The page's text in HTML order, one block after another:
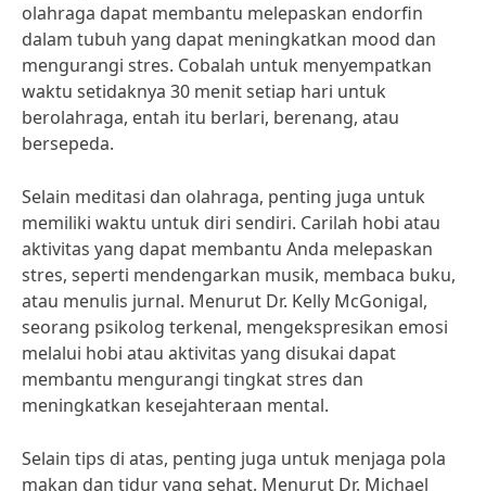
olahraga dapat membantu melepaskan endorfin
dalam tubuh yang dapat meningkatkan mood dan
mengurangi stres. Cobalah untuk menyempatkan
waktu setidaknya 30 menit setiap hari untuk
berolahraga, entah itu berlari, berenang, atau
bersepeda.
Selain meditasi dan olahraga, penting juga untuk
memiliki waktu untuk diri sendiri. Carilah hobi atau
aktivitas yang dapat membantu Anda melepaskan
stres, seperti mendengarkan musik, membaca buku,
atau menulis jurnal. Menurut Dr. Kelly McGonigal,
seorang psikolog terkenal, mengekspresikan emosi
melalui hobi atau aktivitas yang disukai dapat
membantu mengurangi tingkat stres dan
meningkatkan kesejahteraan mental.
Selain tips di atas, penting juga untuk menjaga pola
makan dan tidur yang sehat. Menurut Dr. Michael